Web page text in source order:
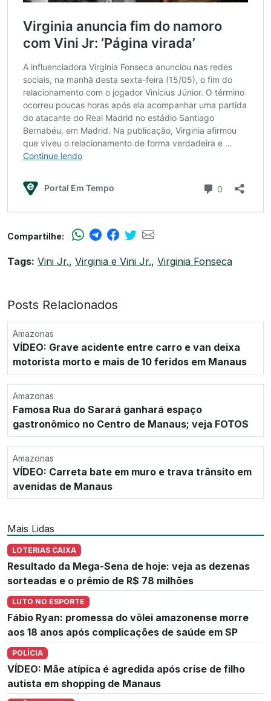
Compartilhe:
Tags: Vini Jr., Virginia e Vini Jr., Virginia Fonseca
Posts Relacionados
Amazonas
VÍDEO: Grave acidente entre carro e van deixa
motorista morto e mais de 10 feridos em Manaus
Amazonas
Famosa Rua do Sarará ganhará espaço
gastronômico no Centro de Manaus; veja FOTOS
Amazonas
VÍDEO: Carreta bate em muro e trava trânsito em
avenidas de Manaus
Mais Lidas
LOTERIAS CAIXA
Resultado da Mega-Sena de hoje: veja as dezenas
sorteadas e o prêmio de R$ 78 milhões
LUTO NO ESPORTE
Fábio Ryan: promessa do vôlei amazonense morre
aos 18 anos após complicações de saúde em SP
POLÍCIA
VÍDEO: Mãe atípica é agredida após crise de filho
autista em shopping de Manaus